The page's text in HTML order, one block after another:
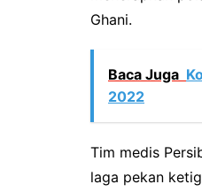
Ghani.
Baca Juga
2022
Tim medis
laga pekan